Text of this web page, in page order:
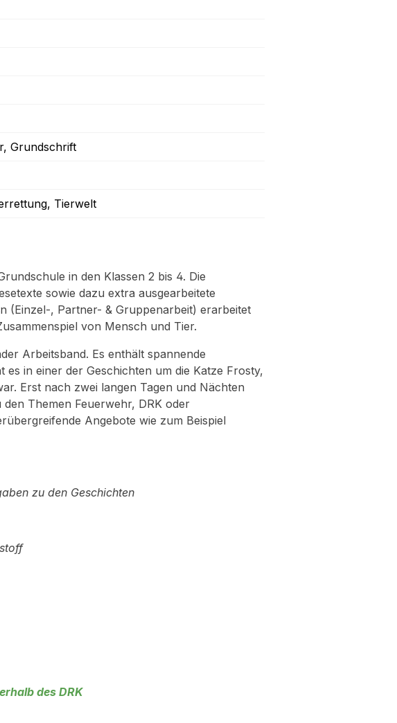
, Grundschrift
, Tierwelt
in den Klassen 2 bis 4. Die
sowie dazu extra ausgearbeitete
(Einzel-, Partner- & Gruppenarbeit) erarbeitet
von Mensch und Tier.
Arbeitsband. Es enthält spannende
in einer der Geschichten um die Katze Frosty,
Erst nach zwei langen Tagen und Nächten
Themen Feuerwehr, DRK oder
Angebote wie zum Beispiel
zu den Geschichten
des DRK